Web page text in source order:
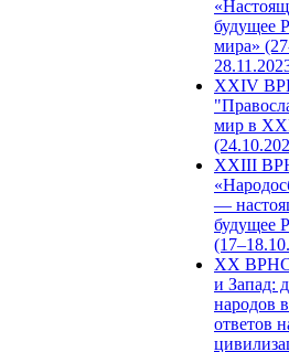
будущее
мира»
XXIV
мир в
XXIII
—
будущее
XX ВРНС
и Запад:
народов
ответов